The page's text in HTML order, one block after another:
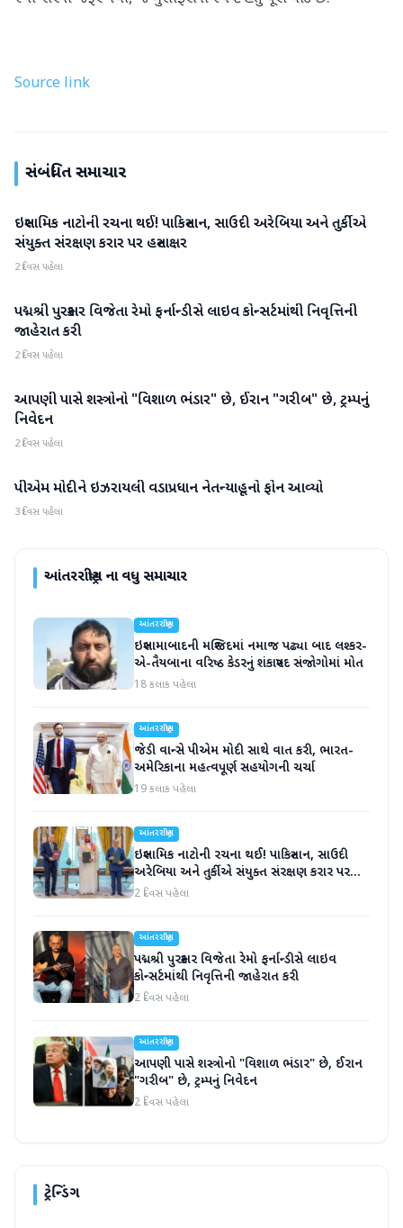
Source link
સંબંધિત સમાચાર
આંતરરાષ્ટ્રીય
ઇસ્લામિક નાટોની રચના થઈ! પાકિસ્તાન, સાઉદી અરેબિયા અને તુર્કીએ
સંયુક્ત સંરક્ષણ કરાર પર હસ્તાક્ષર
2 દિવસ પહેલા
આંતરરાષ્ટ્રીય
પદ્મશ્રી પુરસ્કાર વિજેતા રેમો ફર્નાન્ડીસે લાઇવ કોન્સર્ટમાંથી નિવૃત્તિની
જાહેરાત કરી
2 દિવસ પહેલા
આંતરરાષ્ટ્રીય
આપણી પાસે શસ્ત્રોનો "વિશાળ ભંડાર" છે, ઈરાન "ગરીબ" છે, ટ્રમ્પનું
નિવેદન
2 દિવસ પહેલા
આંતરરાષ્ટ્રીય
પીએમ મોદીને ઇઝરાયલી વડાપ્રધાન નેતન્યાહૂનો ફોન આવ્યો
3 દિવસ પહેલા
આંતરરાષ્ટ્રીયના વધુ સમાચાર
આંતરરાષ્ટ્રીય
ઇસ્લામાબાદની મસ્જિદમાં નમાજ પઢ્યા બાદ લશ્કર-
એ-તૈયબાના વરિષ્ઠ કેડરનું શંકાસ્પદ સંજોગોમાં મોત
18 કલાક પહેલા
આંતરરાષ્ટ્રીય
જેડી વાન્સે પીએમ મોદી સાથે વાત કરી, ભારત-
અમેરિકાના મહત્વપૂર્ણ સહયોગની ચર્ચા
19 કલાક પહેલા
આંતરરાષ્ટ્રીય
ઇસ્લામિક નાટોની રચના થઈ! પાકિસ્તાન, સાઉદી
અરેબિયા અને તુર્કીએ સંયુક્ત સંરક્ષણ કરાર પર
હસ્તાક્ષર
2 દિવસ પહેલા
આંતરરાષ્ટ્રીય
પદ્મશ્રી પુરસ્કાર વિજેતા રેમો ફર્નાન્ડીસે લાઇવ
કોન્સર્ટમાંથી નિવૃત્તિની જાહેરાત કરી
2 દિવસ પહેલા
આંતરરાષ્ટ્રીય
આપણી પાસે શસ્ત્રોનો "વિશાળ ભંડાર" છે, ઈરાન
"ગરીબ" છે, ટ્રમ્પનું નિવેદન
2 દિવસ પહેલા
ટ્રેન્ડિંગ